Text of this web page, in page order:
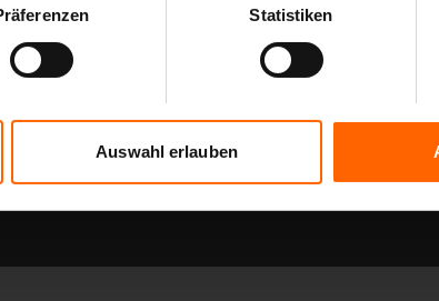
Statistiken
Auswahl erlauben
- Freiheit -
Mountainbiker und Jäger: Miteinander
Gegeneinander